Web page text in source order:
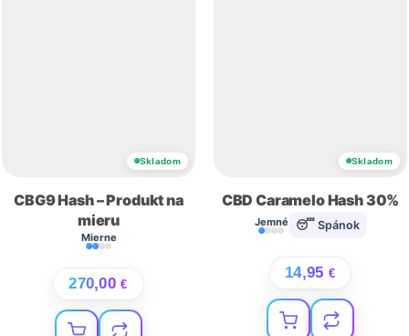
Skladom
CBG9 Hash – Produkt na
mieru
Mierne
270,00€
Skladom
CBD Caramelo Hash 30%
Jemné 😴 Spánok
14,95 €